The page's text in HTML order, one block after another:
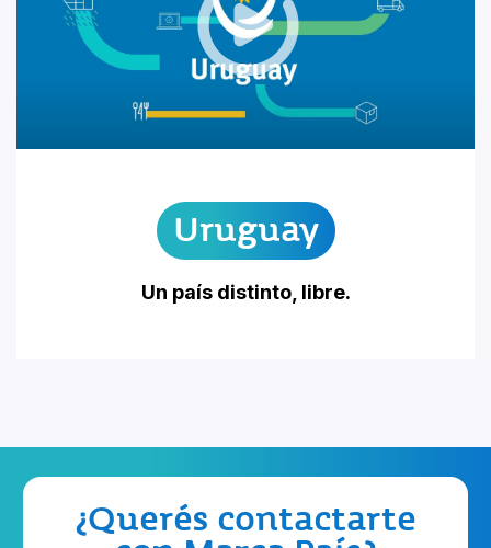
Uruguay
Un país distinto, libre.
¿Querés contactarte